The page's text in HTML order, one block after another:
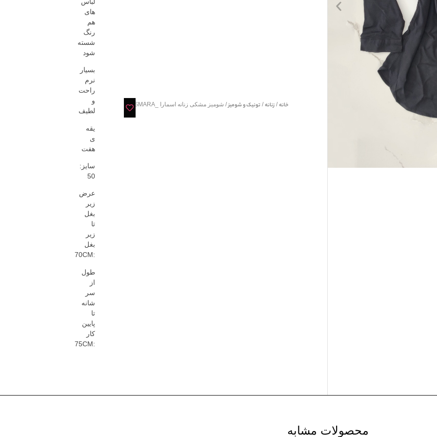
خانه/ زنانه/ تونیک و شومیز/ شومیز مشکی زنانه اسمارا _ESMARA
های
هم
رنگ
شسته
شود
بسیار
نرم
راحت
و
لطیف
یقه
ی
هفت
سایز:
50
عرض
زیر
بغل
تا
زیر
بغل
:70CM
طول
از
سر
شانه
تا
پایین
کار
:75CM
محصولات مشابه